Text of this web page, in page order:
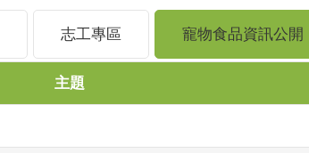
志工專區 寵物食品資訊公開
主題